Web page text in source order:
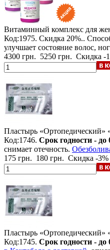
Витаминный комплекс для
Код:1975. Скидка 20%..
улучшает состояние волос,
4300 грн. 5250 грн. Скидка -
Пластырь «Ортопедический»
Код:1746. Срок годности - до
снимает отечность.
175 грн. 180 грн. Скидка -3%
Пластырь «Ортопедический»
Код:1745. Срок годности - до